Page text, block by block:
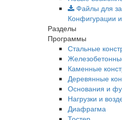
Файлы для
Конфигурации
Разделы
Программы
Стальные
Каменные
Деревянные
Основания и
Нагрузки и
Диафрагма